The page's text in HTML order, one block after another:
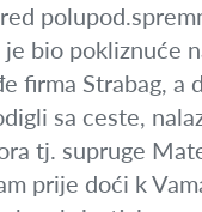
bio pokliznuće
firma Strabag, a
sa ceste,
tj. supruge
prije doći k